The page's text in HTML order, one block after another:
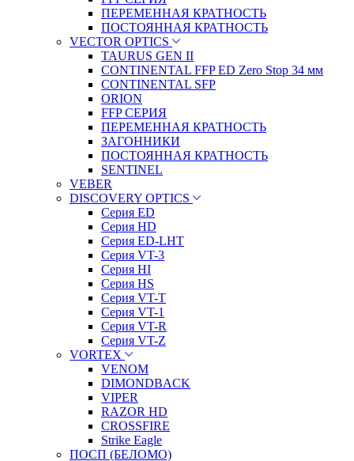
ПЕРЕМЕННАЯ КРАТНОСТЬ
ПОСТОЯННАЯ КРАТНОСТЬ
VECTOR OPTICS
TAURUS GEN II
CONTINENTAL FFP ED Zero Stop 34 мм
CONTINENTAL SFP
ORION
FFP СЕРИЯ
ПЕРЕМЕННАЯ КРАТНОСТЬ
ЗАГОННИКИ
ПОСТОЯННАЯ КРАТНОСТЬ
SENTINEL
VEBER
DISCOVERY OPTICS
Серия ED
Серия HD
Серия ED-LHT
Серия VT-3
Серия HI
Серия HS
Серия VT-T
Серия VT-1
Серия VT-R
Серия VT-Z
VORTEX
VENOM
DIMONDBACK
VIPER
RAZOR HD
CROSSFIRE
Strike Eagle
ПОСП (БЕЛОМО)